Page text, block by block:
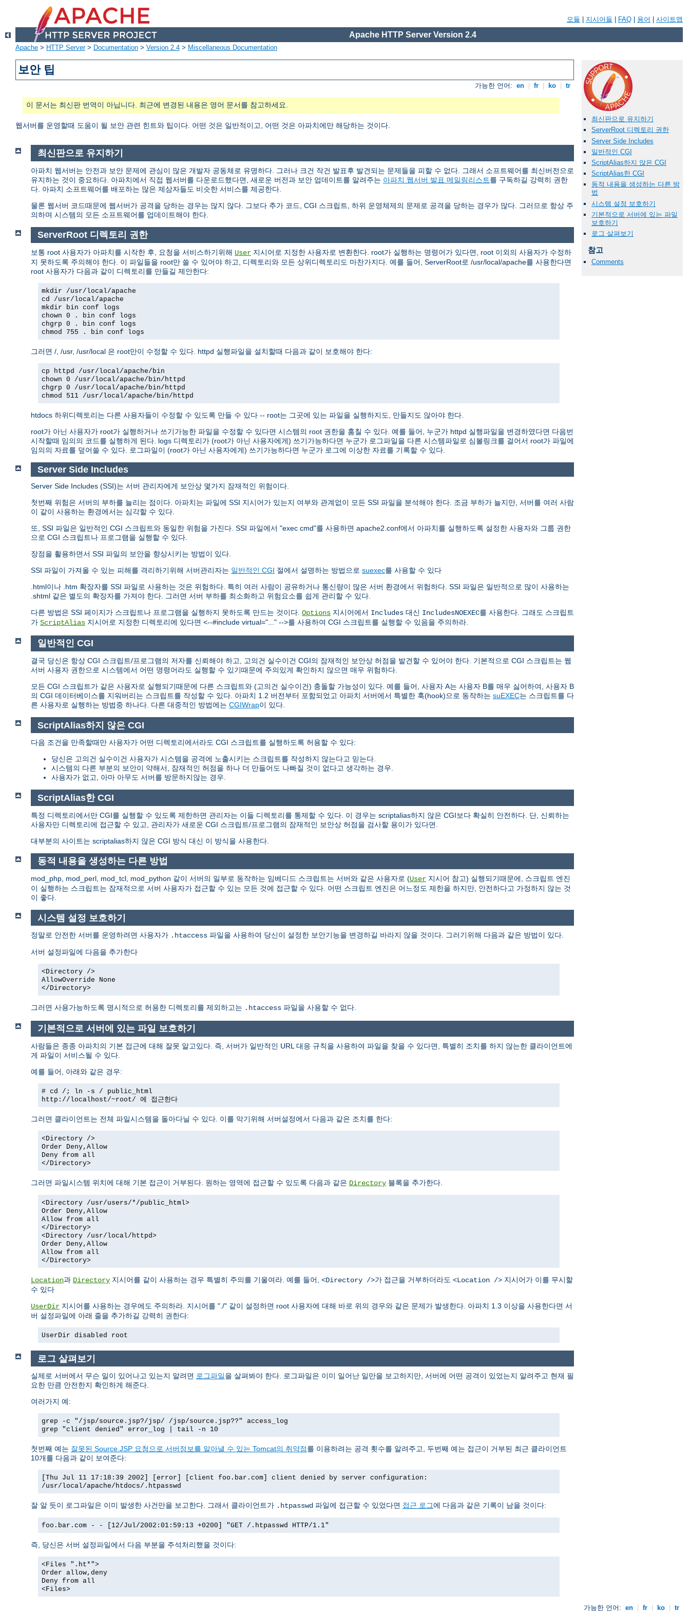
모듈 지시어들 FAQ 용어 사이트맵
Apache HTTP Server Version 2.4
Apache > HTTP Server> Documentation > Version 2.4 > Miscellaneous Documentation
보안 팁
가능한 언어: en fr ko tr
이 문서는 최신판 번역이 아닙니다. 최근에 변경된 내용은 영어 문서를 참고하세요.
웹서버를 운영할때 도움이 될 보안 관련 힌트와 팁이다. 어떤 것은 일반적이고, 어떤 것은 아파치에만 해당하는 것이다.
최신판으로 유지하기
ServerRoot 디렉토리 권한
Server Side Includes
일반적인 CGI
ScriptAlias하지 않은 CGI
ScriptAlias한 CGI
동적 내용을 생성하는 다른 방
법
시스템 설정 보호하기
기본적으로 서버에 있는 파일
보호하기
로그 살펴보기
참고
Comments
최신판으로 유지하기
아파치 웹서버는 안전과 보안 문제에 관심이 많은 개발자 공동체로 유명하다. 그러나 크건 작건 발표후 발견되는 문제들을 피할 수 없다. 그래서 소프트웨어를 최신버전으로
유지하는 것이 중요하다. 아파치에서 직접 웹서버를 다운로드했다면, 새로운 버전과 보안 업데이트를 알려주는 아파치 웹서버 발표 메일링리스트를 구독하길 강력히 권한
다. 아파치 소프트웨어를 배포하는 많은 제삼자들도 비슷한 서비스를 제공한다.
물론 웹서버 코드때문에 웹서버가 공격을 당하는 경우는 많지 않다. 그보다 추가 코드, CGI 스크립트, 하위 운영체제의 문제로 공격을 당하는 경우가 많다. 그러므로 항상 주
의하며 시스템의 모든 소프트웨어를 업데이트해야 한다.
ServerRoot 디렉토리 권한
보통 root 사용자가 아파치를 시작한 후, 요청을 서비스하기위해 User 지시어로 지정한 사용자로 변환한다. root가 실행하는 명령어가 있다면, root 이외의 사용자가 수정하
지 못하도록 주의해야 한다. 이 파일들을 root만 쓸 수 있어야 하고, 디렉토리와 모든 상위디렉토리도 마찬가지다. 예를 들어, ServerRoot로 /usr/local/apache를 사용한다면
root 사용자가 다음과 같이 디렉토리를 만들길 제안한다:
mkdir /usr/local/apache
cd /usr/local/apache
mkdir bin conf logs
chown 0 . bin conf logs
chgrp 0 . bin conf logs
chmod 755 . bin conf logs
그러면 /, /usr, /usr/local 은 root만이 수정할 수 있다. httpd 실행파일을 설치할때 다음과 같이 보호해야 한다:
cp httpd /usr/local/apache/bin
chown 0 /usr/local/apache/bin/httpd
chgrp 0 /usr/local/apache/bin/httpd
chmod 511 /usr/local/apache/bin/httpd
htdocs 하위디렉토리는 다른 사용자들이 수정할 수 있도록 만들 수 있다 -- root는 그곳에 있는 파일을 실행하지도, 만들지도 않아야 한다.
root가 아닌 사용자가 root가 실행하거나 쓰기가능한 파일을 수정할 수 있다면 시스템의 root 권한을 훔칠 수 있다. 예를 들어, 누군가 httpd 실행파일을 변경하였다면 다음번
시작할때 임의의 코드를 실행하게 된다. logs 디렉토리가 (root가 아닌 사용자에게) 쓰기가능하다면 누군가 로그파일을 다른 시스템파일로 심볼링크를 걸어서 root가 파일에
임의의 자료를 덮어쓸 수 있다. 로그파일이 (root가 아닌 사용자에게) 쓰기가능하다면 누군가 로그에 이상한 자료를 기록할 수 있다.
Server Side Includes
Server Side Includes (SSI)는 서버 관리자에게 보안상 몇가지 잠재적인 위험이다.
첫번째 위험은 서버의 부하를 늘리는 점이다. 아파치는 파일에 SSI 지시어가 있는지 여부와 관계없이 모든 SSI 파일을 분석해야 한다. 조금 부하가 늘지만, 서버를 여러 사람
이 같이 사용하는 환경에서는 심각할 수 있다.
또, SSI 파일은 일반적인 CGI 스크립트와 동일한 위험을 가진다. SSI 파일에서 "exec cmd"를 사용하면 apache2.conf에서 아파치를 실행하도록 설정한 사용자와 그룹 권한
으로 CGI 스크립트나 프로그램을 실행할 수 있다.
장점을 활용하면서 SSI 파일의 보안을 향상시키는 방법이 있다.
SSI 파일이 가져올 수 있는 피해를 격리하기위해 서버관리자는 일반적인 CGI 절에서 설명하는 방법으로 suexec를 사용할 수 있다
.html이나 .htm 확장자를 SSI 파일로 사용하는 것은 위험하다. 특히 여러 사람이 공유하거나 통신량이 많은 서버 환경에서 위험하다. SSI 파일은 일반적으로 많이 사용하는
.shtml 같은 별도의 확장자를 가져야 한다. 그러면 서버 부하를 최소화하고 위험요소를 쉽게 관리할 수 있다.
다른 방법은 SSI 페이지가 스크립트나 프로그램을 실행하지 못하도록 만드는 것이다. Options 지시어에서 Includes 대신 IncludesNOEXEC를 사용한다. 그래도 스크립트
가 ScriptAlias 지시어로 지정한 디렉토리에 있다면 <--#include virtual="..." -->를 사용하여 CGI 스크립트를 실행할 수 있음을 주의하라.
일반적인 CGI
결국 당신은 항상 CGI 스크립트/프로그램의 저자를 신뢰해야 하고, 고의건 실수이건 CGI의 잠재적인 보안상 허점을 발견할 수 있어야 한다. 기본적으로 CGI 스크립트는 웹
서버 사용자 권한으로 시스템에서 어떤 명령어라도 실행할 수 있기때문에 주의있게 확인하지 않으면 매우 위험하다.
모든 CGI 스크립트가 같은 사용자로 실행되기때문에 다른 스크립트와 (고의건 실수이건) 충돌할 가능성이 있다. 예를 들어, 사용자 A는 사용자 B를 매우 싫어하여, 사용자 B
의 CGI 데이터베이스를 지워버리는 스크립트를 작성할 수 있다. 아파치 1.2 버전부터 포함되었고 아파치 서버에서 특별한 훅(hook)으로 동작하는 suEXEC는 스크립트를 다
른 사용자로 실행하는 방법중 하나다. 다른 대중적인 방법에는 CGIWrap이 있다.
ScriptAlias하지 않은 CGI
다음 조건을 만족할때만 사용자가 어떤 디렉토리에서라도 CGI 스크립트를 실행하도록 허용할 수 있다:
당신은 고의건 실수이건 사용자가 시스템을 공격에 노출시키는 스크립트를 작성하지 않는다고 믿는다.
시스템의 다른 부분의 보안이 약해서, 잠재적인 허점을 하나 더 만들어도 나빠질 것이 없다고 생각하는 경우.
사용자가 없고, 아마 아무도 서버를 방문하지않는 경우.
ScriptAlias한 CGI
특정 디렉토리에서만 CGI를 실행할 수 있도록 제한하면 관리자는 이들 디렉토리를 통제할 수 있다. 이 경우는 scriptalias하지 않은 CGI보다 확실히 안전하다. 단, 신뢰하는
사용자만 디렉토리에 접근할 수 있고, 관리자가 새로운 CGI 스크립트/프로그램의 잠재적인 보안상 허점을 검사할 용이가 있다면.
대부분의 사이트는 scriptalias하지 않은 CGI 방식 대신 이 방식을 사용한다.
동적 내용을 생성하는 다른 방법
mod_php, mod_perl, mod_tcl, mod_python 같이 서버의 일부로 동작하는 임베디드 스크립트는 서버와 같은 사용자로 (User 지시어 참고) 실행되기때문에, 스크립트 엔진
이 실행하는 스크립트는 잠재적으로 서버 사용자가 접근할 수 있는 모든 것에 접근할 수 있다. 어떤 스크립트 엔진은 어느정도 제한을 하지만, 안전하다고 가정하지 않는 것
이 좋다.
시스템 설정 보호하기
정말로 안전한 서버를 운영하려면 사용자가 .htaccess 파일을 사용하여 당신이 설정한 보안기능을 변경하길 바라지 않을 것이다. 그러기위해 다음과 같은 방법이 있다.
서버 설정파일에 다음을 추가한다
<Directory />
AllowOverride None
</Directory>
그러면 사용가능하도록 명시적으로 허용한 디렉토리를 제외하고는 .htaccess 파일을 사용할 수 없다.
기본적으로 서버에 있는 파일 보호하기
사람들은 종종 아파치의 기본 접근에 대해 잘못 알고있다. 즉, 서버가 일반적인 URL 대응 규칙을 사용하여 파일을 찾을 수 있다면, 특별히 조치를 하지 않는한 클라이언트에
게 파일이 서비스될 수 있다.
예를 들어, 아래와 같은 경우:
# cd /; ln -s / public_html
http://localhost/~root/ 에 접근한다
그러면 클라이언트는 전체 파일시스템을 돌아다닐 수 있다. 이를 막기위해 서버설정에서 다음과 같은 조치를 한다:
<Directory />
Order Deny,Allow
Deny from all
</Directory>
그러면 파일시스템 위치에 대해 기본 접근이 거부된다. 원하는 영역에 접근할 수 있도록 다음과 같은 Directory 블록을 추가한다.
<Directory /usr/users/*/public_html>
Order Deny,Allow
Allow from all
</Directory>
<Directory /usr/local/httpd>
Order Deny,Allow
Allow from all
</Directory>
Location과 Directory 지시어를 같이 사용하는 경우 특별히 주의를 기울여라. 예를 들어, <Directory />가 접근을 거부하더라도 <Location /> 지시어가 이를 무시할
수 있다
UserDir 지시어를 사용하는 경우에도 주의하라. 지시어를 "./" 같이 설정하면 root 사용자에 대해 바로 위의 경우와 같은 문제가 발생한다. 아파치 1.3 이상을 사용한다면 서
버 설정파일에 아래 줄을 추가하길 강력히 권한다:
UserDir disabled root
로그 살펴보기
실제로 서버에서 무슨 일이 있어나고 있는지 알려면 로그파일을 살펴봐야 한다. 로그파일은 이미 일어난 일만을 보고하지만, 서버에 어떤 공격이 있었는지 알려주고 현재 필
요한 만큼 안전한지 확인하게 해준다.
여러가지 예:
grep -c "/jsp/source.jsp?/jsp/ /jsp/source.jsp??" access_log
grep "client denied" error_log | tail -n 10
첫번째 예는 잘못된 Source.JSP 요청으로 서버정보를 알아낼 수 있는 Tomcat의 취약점를 이용하려는 공격 횟수를 알려주고, 두번째 예는 접근이 거부된 최근 클라이언트
10개를 다음과 같이 보여준다:
[Thu Jul 11 17:18:39 2002] [error] [client foo.bar.com] client denied by server configuration:
/usr/local/apache/htdocs/.htpasswd
잘 알 듯이 로그파일은 이미 발생한 사건만을 보고한다. 그래서 클라이언트가 .htpasswd 파일에 접근할 수 있었다면 접근 로그에 다음과 같은 기록이 남을 것이다:
foo.bar.com - - [12/Jul/2002:01:59:13 +0200] "GET /.htpasswd HTTP/1.1"
즉, 당신은 서버 설정파일에서 다음 부분을 주석처리했을 것이다:
<Files ".ht*">
Order allow,deny
Deny from all
<Files>
가능한 언어: en fr ko tr